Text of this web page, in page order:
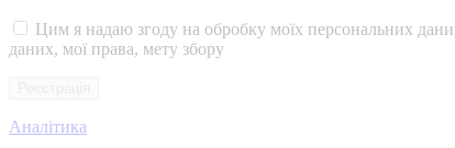
Цим я надаю згоду на обробку моїх персональних
даних, мої права, мету збору
Аналітика